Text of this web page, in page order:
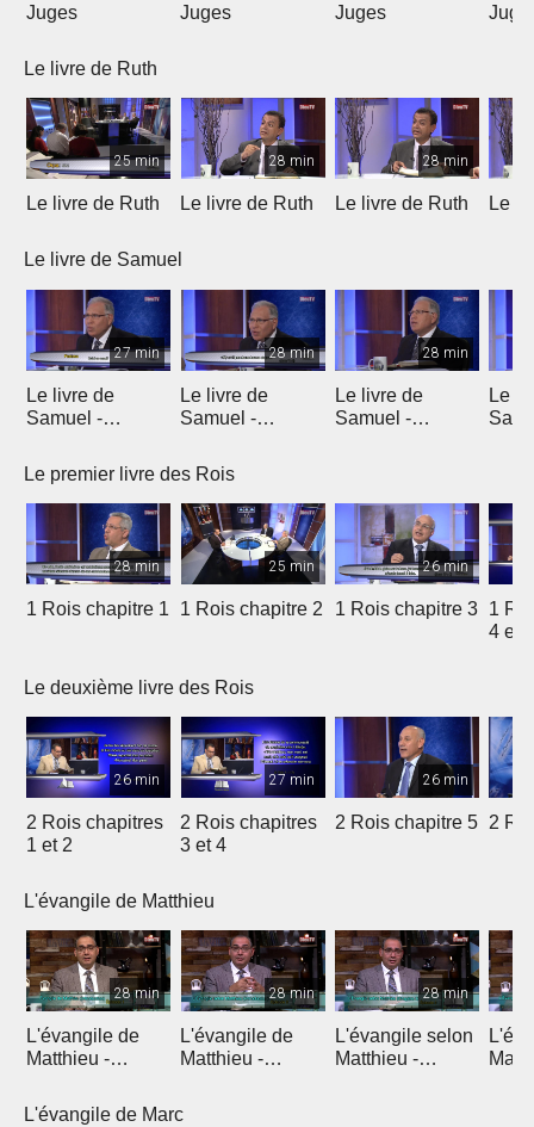
Juges
Juges
Juges
Le livre de Ruth
25 min
Le livre de Ruth
28 min
Le livre de Ruth
28 min
Le livre de Ruth Le
Le livre de Samuel
27 min
Le livre de
Samuel -
28 min
Le livre de
Samuel -
28 min
Le livre de
Samuel -
Le
Le premier livre des Rois
28 min
1 Rois chapitre 1
25 min
1 Rois chapitre 2
26 min
1 Rois chapitre 3
1
4 et 5
Le deuxième livre des Rois
26 min
2 Rois chapitres
1 et 2
27 min
2 Rois chapitres
3 et 4
26 min
2 Rois chapitre 5 2
L'évangile de Matthieu
28 min
L'évangile de
Matthieu -
28 min
L'évangile de
Matthieu -
28 min
L'évangile selon
Matthieu -
L'évangile de Marc